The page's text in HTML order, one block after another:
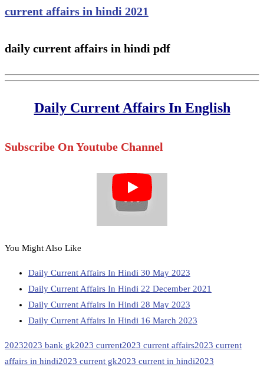
current affairs in hindi 2021
daily current affairs in hindi pdf
Daily Current Affairs In English
Subscribe On Youtube Channel
You Might Also Like
Daily Current Affairs In Hindi 30 May 2023
Daily Current Affairs In Hindi 22 December 2021
Daily Current Affairs In Hindi 28 May 2023
Daily Current Affairs In Hindi 16 March 2023
20232023 bank gk2023 current2023 current affairs2023 current
affairs in hindi2023 current gk2023 current in hindi2023